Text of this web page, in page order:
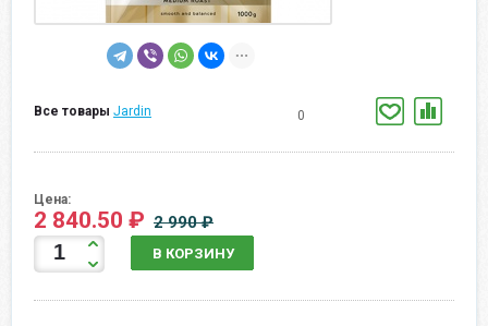
Все товары Jardin 0
Цена:
2 840.50 ₽ 2 990 ₽
В КОРЗИНУ